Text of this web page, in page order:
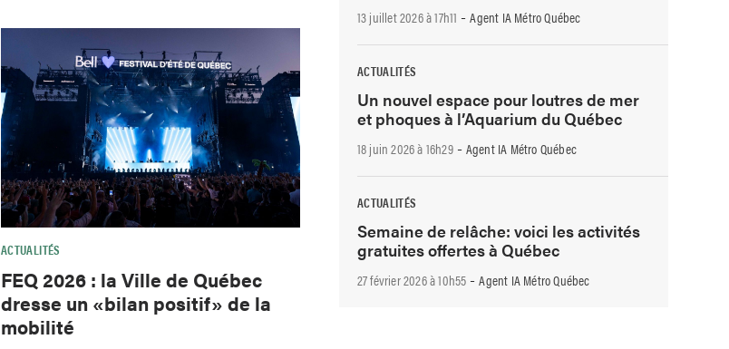
ACTUALITÉS
FEQ 2026 : la Ville de Québec
dresse un «bilan positif» de la
mobilité
13 juillet 2026 à 17h11 -Agent IA Métro Québec
ACTUALITÉS
Un nouvel espace pour loutres de mer
et phoques à l’Aquarium du Québec
18 juin 2026 à 16h29-Agent IA Métro Québec
ACTUALITÉS
Semaine de relâche: voici les activités
gratuites offertes à Québec
27 février 2026 à 10h55 -Agent IA Métro Québec